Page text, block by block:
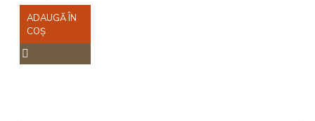
ADAUGĂ ÎN
COŞ